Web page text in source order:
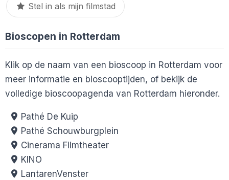
Stel in als mijn filmstad
Bioscopen in Rotterdam
Klik op de naam van een bioscoop in Rotterdam voor
meer informatie en bioscooptijden, of bekijk de
volledige bioscoopagenda van Rotterdam hieronder.
Pathé De Kuip
Pathé Schouwburgplein
Cinerama Filmtheater
KINO
LantarenVenster